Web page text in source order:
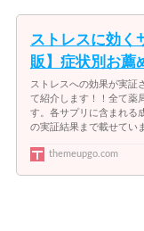
ストレスに効く
販】症状別お薦
ストレスへの効果が実証
て紹介します！！全て薬
す。各サプリに含まれる
の実証結果まで載せてい
themeupgo.com